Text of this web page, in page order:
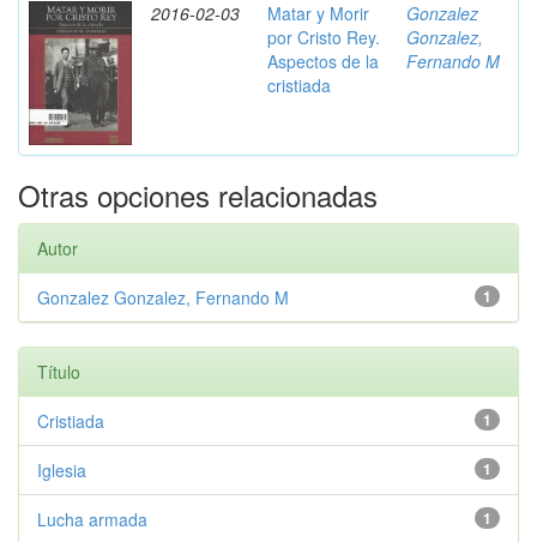
2016-02-03
Matar y Morir
por Cristo Rey.
Aspectos de la
cristiada
Gonzalez
Gonzalez,
Fernando M
Otras opciones relacionadas
Autor
1
Gonzalez Gonzalez, Fernando M
Título
1
Cristiada
1
Iglesia
1
Lucha armada